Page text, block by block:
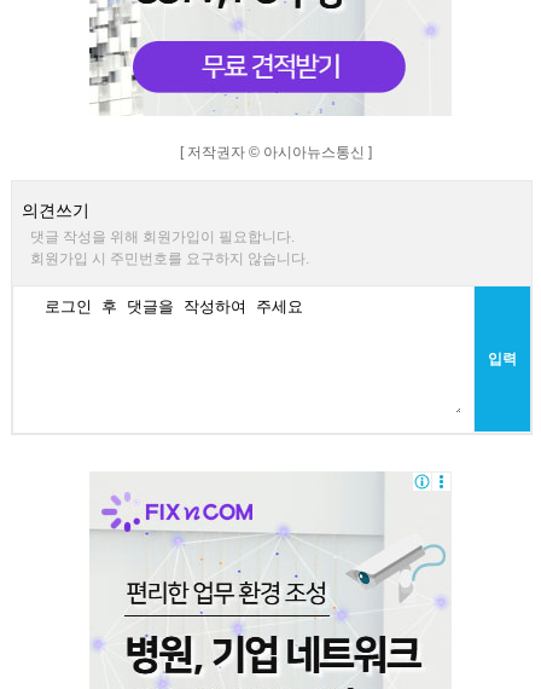
[ 저작권자 © 아시아뉴스통신 ]
의견쓰기
댓글 작성을 위해 회원가입이 필요합니다.
회원가입 시 주민번호를 요구하지 않습니다.
입력